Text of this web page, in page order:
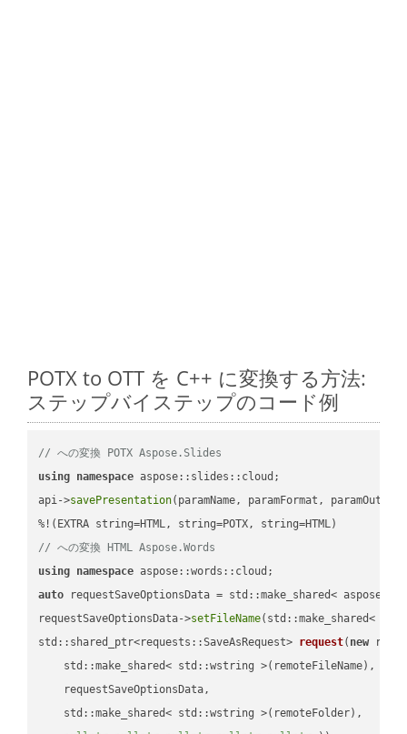
POTX to OTT を C++ に変換する方法:
ステップバイステップのコード例
// への変換 POTX Aspose.Slides
using namespace aspose::slides::cloud;
api->savePresentation(paramName, paramFormat,
// への変換 HTML Aspose.Words
using namespace
auto requestSaveOptionsData = std::make_shared<
requestSaveOptionsData->setFileName(std::make_shared<
std::shared_ptr<requests::SaveAsRequest> request( new
    std::make_shared< std::wstring >(remoteFileName),
    requestSaveOptionsData,
    std::make_shared< std::wstring >(remoteFolder),